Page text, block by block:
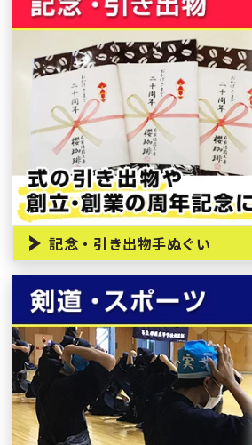
途では高まっておりますが、やはり伝
作成販売を行いたいと言うニーズも多
記念・引き出物手ぬぐい
しっかりとした記念品、伝統的な製法
をお求めの場合には顔料プリントやフル
めが最適です。職人の手作業による注
です。